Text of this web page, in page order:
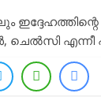
എന്നീ